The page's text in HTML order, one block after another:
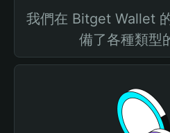
我們在 Bitget Wallet
備了各種類型